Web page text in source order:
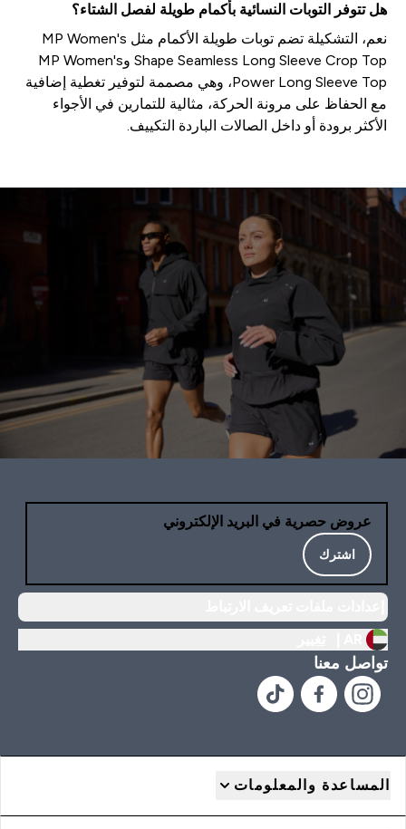
هل تتوفر التوبات النسائية بأكمام طويلة لفصل الشتاء؟
نعم، التشكيلة تضم توبات طويلة الأكمام مثل MP Women's
Shape Seamless Long Sleeve Crop Top وMP Women's
Power Long Sleeve Top، وهي مصممة لتوفير تغطية إضافية
مع الحفاظ على مرونة الحركة، مثالية للتمارين في الأجواء
الأكثر برودة أو داخل الصالات الباردة التكييف.
عروض حصرية في البريد الإلكتروني
اشترك
تواصل معنا
المساعدة والمعلومات